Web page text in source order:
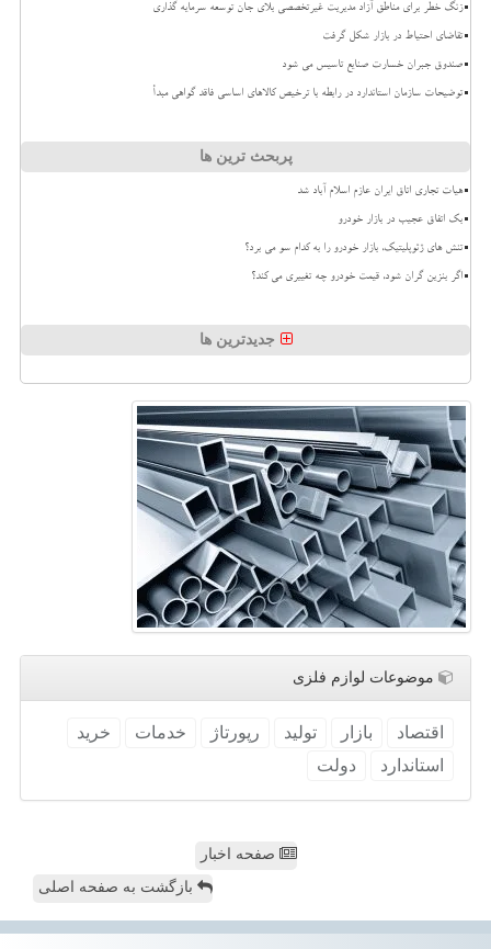
زنگ خطر برای مناطق آزاد مدیریت غیرتخصصی بلای جان توسعه سرمایه گذاری
تقاضای احتیاط در بازار شکل گرفت
صندوق جبران خسارت صنایع تاسیس می شود
توضیحات سازمان استاندارد در رابطه با ترخیص کالاهای اساسی فاقد گواهی مبدأ
پربحث ترین ها
هیات تجاری اتاق ایران عازم اسلام آباد شد
بک اتفاق عجیب در بازار خودرو
تنش های ژئوپلیتیک، بازار خودرو را به کدام سو می برد؟
اگر بنزین گران شود، قیمت خودرو چه تغییری می کند؟
جدیدترین ها
موضوعات لوازم فلزی
اقتصاد بازار تولید رپورتاژ خدمات
خرید
استاندارد
دولت
صفحه اخبار
بازگشت به صفحه اصلی